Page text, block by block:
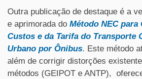
Outra publicação de destaque é a
e aprimorada do Método NEC para
Custos e da Tarifa do Transporte
Urbano por Ônibus. Este método
além de corrigir distorções
métodos (GEIPOT e ANTP),